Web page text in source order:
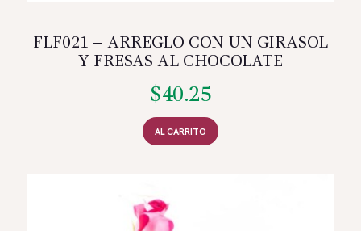
FLF021 – ARREGLO CON UN GIRASOL
Y FRESAS AL CHOCOLATE
$40.25
AL CARRITO